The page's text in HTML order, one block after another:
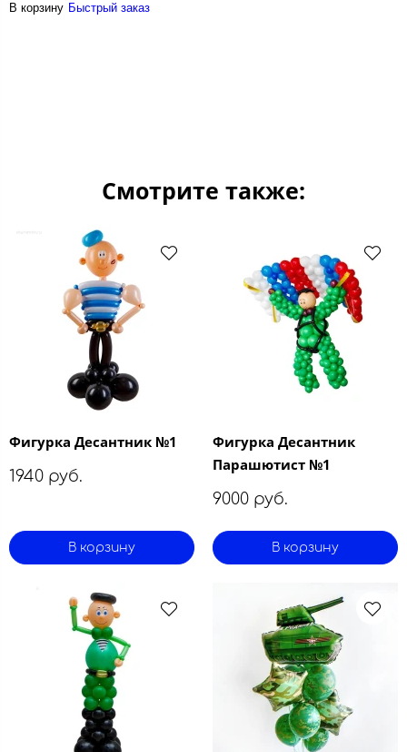
В корзину Быстрый заказ
Смотрите также:
Фигурка Десантник №1
1940 руб.
В корзину
Фигурка Десантник
Парашютист №1
9000 руб.
В корзину